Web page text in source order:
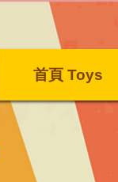
首頁 Toys